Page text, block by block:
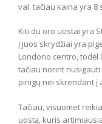
val. tačiau kaina yra 8
Kiti du oro uostai yra
į juos skrydžiai yra
Londono centro, todėl
tačiau norint
pinigų nei skrendant į
Tačiau, visuomet
uostą, kuris